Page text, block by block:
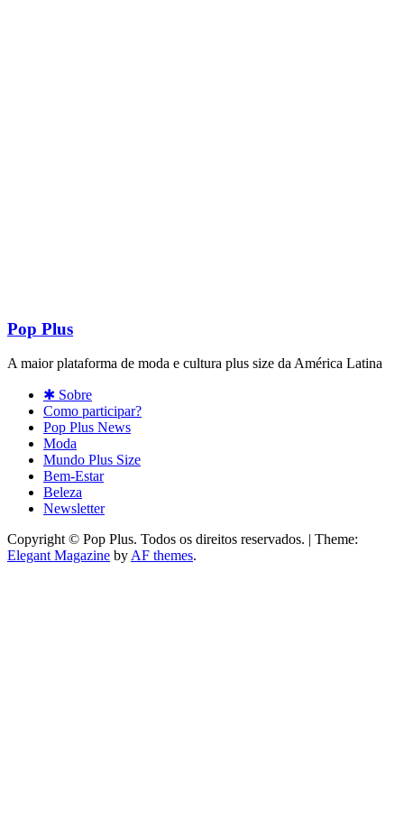
Pop Plus
A maior plataforma de moda e cultura plus size da América Latina
✱ Sobre
Como participar?
Pop Plus News
Moda
Mundo Plus Size
Bem-Estar
Beleza
Newsletter
Copyright © Pop Plus. Todos os direitos reservados. | Theme:
Elegant Magazine by AF themes.